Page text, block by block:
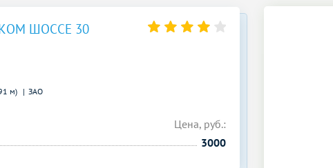
ШОССЕ 30
м) ЗАО
Цена, руб.:
3000